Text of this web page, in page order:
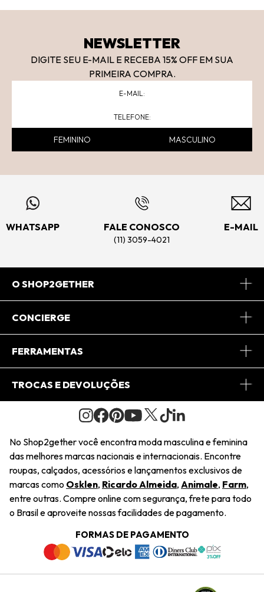
NEWSLETTER
DIGITE SEU E-MAIL E RECEBA 15% OFF EM SUA
PRIMEIRA COMPRA.
FEMININO MASCULINO
WHATSAPP FALE CONOSCO
(11) 3059-4021
E-MAIL
O SHOP2GETHER
Sobre Nós
Journal
Saiu na Mídia
Sustentabilidade
Navegando
Termos e Condições
Trabalhe Conosco
CONCIERGE
Central de Relacionamento
Regulamento e Promoções
FERRAMENTAS
Minha Conta
Pedido de Presente
Wishlist
TROCAS E DEVOLUÇÕES
Condições Gerais
Troca Fácil
Restituição de Pagamento
Dúvidas Frequentes
Termos e Condições
Política de Privacidade
No Shop2gether você encontra moda masculina e feminina
das melhores marcas nacionais e internacionais. Encontre
roupas, calçados, acessórios e lançamentos exclusivos de
marcas como Osklen, Ricardo Almeida, Animale, Farm,
entre outras. Compre online com segurança, frete para todo
o Brasil e aproveite nossas facilidades de pagamento.
FORMAS DE PAGAMENTO